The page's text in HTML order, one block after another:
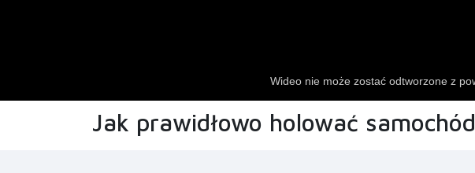
Jak prawidłowo holować samochód